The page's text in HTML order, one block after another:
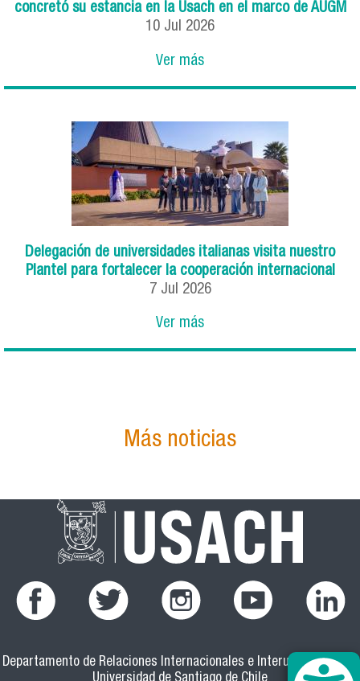
concretó su estancia en la Usach en el marco de AUGM
10 Jul 2026
Ver más
Delegación de universidades italianas visita nuestro
Plantel para fortalecer la cooperación internacional
7 Jul 2026
Ver más
Más noticias
Departamento de Relaciones Internacionales e Interuniversitarias